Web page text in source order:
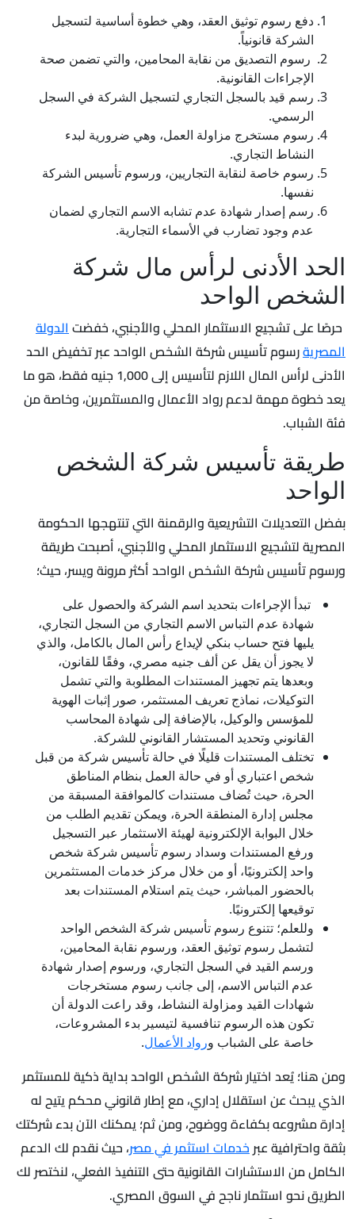
دفع رسوم توثيق العقد، وهي خطوة أساسية لتسجيل
الشركة قانونياً.
رسوم التصديق من نقابة المحامين، والتي تضمن صحة
الإجراءات القانونية.
رسم قيد بالسجل التجاري لتسجيل الشركة في السجل
الرسمي.
رسوم مستخرج مزاولة العمل، وهي ضرورية لبدء
النشاط التجاري.
رسوم خاصة لنقابة التجاريين، ورسوم تأسيس الشركة
نفسها.
رسم إصدار شهادة عدم تشابه الاسم التجاري لضمان
عدم وجود تضارب في الأسماء التجارية.
الحد الأدنى لرأس مال شركة
الشخص الواحد
حرصًا على تشجيع الاستثمار المحلي والأجنبي، خفضتالدولة
المصريةرسوم تأسيس شركة الشخص الواحد عبر تخفيض الحد
الأدنى لرأس المال اللازم لتأسيس إلى 1,000 جنيه فقط، هو ما
يعد خطوة مهمة لدعم رواد الأعمال والمستثمرين، وخاصة من
فئة الشباب.
طريقة تأسيس شركة الشخص
الواحد
بفضل التعديلات التشريعية والرقمنة التي تنتهجها الحكومة
المصرية لتشجيع الاستثمار المحلي والأجنبي، أصبحت طريقة
ورسوم تأسيس شركة الشخص الواحد أكثر مرونة ويسر، حيث؛
تبدأ الإجراءات بتحديد اسم الشركة والحصول على
شهادة عدم التباس الاسم التجاري من السجل التجاري،
يليها فتح حساب بنكي لإيداع رأس المال بالكامل، والذي
لا يجوز أن يقل عن ألف جنيه مصري، وفقًا للقانون،
وبعدها يتم تجهيز المستندات المطلوبة والتي تشمل
التوكيلات، نماذج تعريف المستثمر، صور إثبات الهوية
للمؤسس والوكيل، بالإضافة إلى شهادة المحاسب
القانوني وتحديد المستشار القانوني للشركة.
تختلف المستندات قليلًا في حالة تأسيس شركة من قبل
شخص اعتباري أو في حالة العمل بنظام المناطق
الحرة، حيث تُضاف مستندات كالموافقة المسبقة من
مجلس إدارة المنطقة الحرة، ويمكن تقديم الطلب من
خلال البوابة الإلكترونية لهيئة الاستثمار عبر التسجيل
ورفع المستندات وسداد رسوم تأسيس شركة شخص
واحد إلكترونيًا، أو من خلال مركز خدمات المستثمرين
بالحضور المباشر، حيث يتم استلام المستندات بعد
توقيعها إلكترونيًا.
وللعلم؛ تتنوع رسوم تأسيس شركة الشخص الواحد
لتشمل رسوم توثيق العقد، ورسوم نقابة المحامين،
ورسم القيد في السجل التجاري، ورسوم إصدار شهادة
عدم التباس الاسم، إلى جانب رسوم مستخرجات
شهادات القيد ومزاولة النشاط، وقد راعت الدولة أن
تكون هذه الرسوم تنافسية لتيسير بدء المشروعات،
خاصة على الشباب ورواد الأعمال.
ومن هنا؛ يُعد اختيار شركة الشخص الواحد بداية ذكية للمستثمر
الذي يبحث عن استقلال إداري، مع إطار قانوني محكم يتيح له
إدارة مشروعه بكفاءة ووضوح، ومن ثم؛ يمكنك الآن بدء شركتك
بثقة واحترافية عبرخدمات استثمر في مصر، حيث نقدم لك الدعم
الكامل من الاستشارات القانونية حتى التنفيذ الفعلي، لنختصر لك
الطريق نحو استثمار ناجح في السوق المصري.